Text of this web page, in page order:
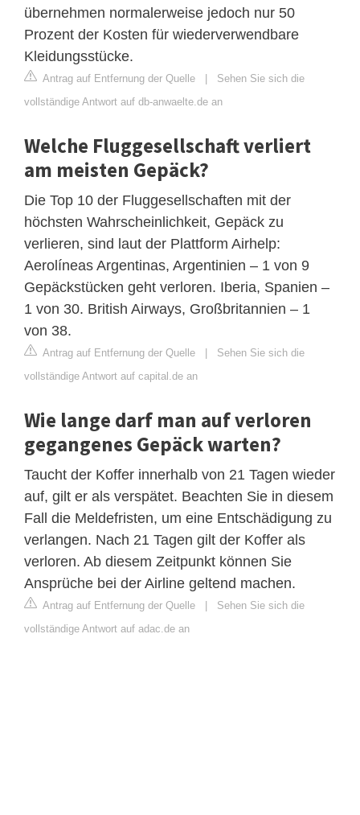
übernehmen normalerweise jedoch nur 50
Prozent der Kosten für wiederverwendbare
Kleidungsstücke.
Antrag auf Entfernung der Quelle | Sehen Sie sich die
vollständige Antwort auf db-anwaelte.de an
Welche Fluggesellschaft verliert
am meisten Gepäck?
Die Top 10 der Fluggesellschaften mit der
höchsten Wahrscheinlichkeit, Gepäck zu
verlieren, sind laut der Plattform Airhelp:
Aerolíneas Argentinas, Argentinien – 1 von 9
Gepäckstücken geht verloren. Iberia, Spanien –
1 von 30. British Airways, Großbritannien – 1
von 38.
Antrag auf Entfernung der Quelle | Sehen Sie sich die
vollständige Antwort auf capital.de an
Wie lange darf man auf verloren
gegangenes Gepäck warten?
Taucht der Koffer innerhalb von 21 Tagen wieder
auf, gilt er als verspätet. Beachten Sie in diesem
Fall die Meldefristen, um eine Entschädigung zu
verlangen. Nach 21 Tagen gilt der Koffer als
verloren. Ab diesem Zeitpunkt können Sie
Ansprüche bei der Airline geltend machen.
Antrag auf Entfernung der Quelle | Sehen Sie sich die
vollständige Antwort auf adac.de an